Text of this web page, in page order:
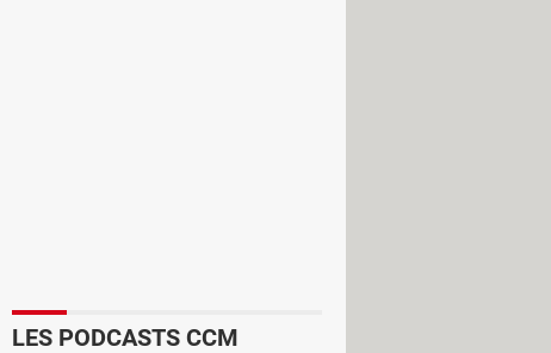
LES PODCASTS CCM